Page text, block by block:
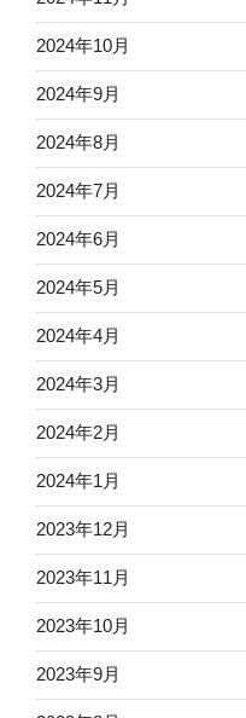
2024年10月
2024年9月
2024年8月
2024年7月
2024年6月
2024年5月
2024年4月
2024年3月
2024年2月
2024年1月
2023年12月
2023年11月
2023年10月
2023年9月